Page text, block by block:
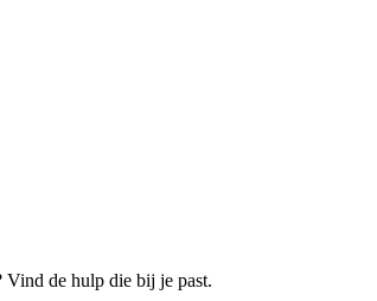
de hulp die bij je past.